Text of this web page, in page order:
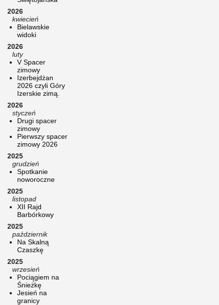
2026
kwiecień
Bielawskie
widoki
2026
luty
V Spacer
zimowy
Izerbejdżan
2026 czyli Góry
Izerskie zimą.
2026
styczeń
Drugi spacer
zimowy
Pierwszy spacer
zimowy 2026
2025
grudzień
Spotkanie
noworoczne
2025
listopad
XII Rajd
Barbórkowy
2025
październik
Na Skalną
Czaszkę
2025
wrzesień
Pociągiem na
Śnieżkę
Jesień na
granicy